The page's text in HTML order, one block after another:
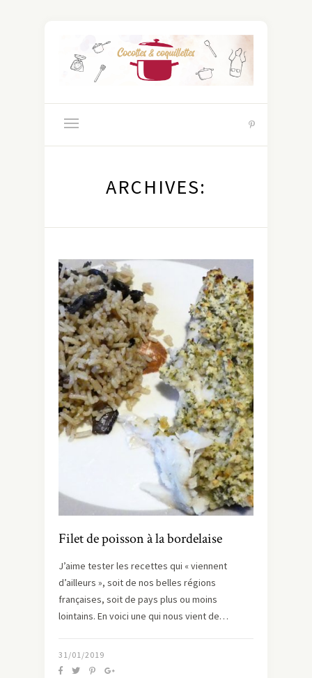
ARCHIVES:
Filet de poisson à la bordelaise
J’aime tester les recettes qui « viennent
d’ailleurs », soit de nos belles régions
françaises, soit de pays plus ou moins
lointains. En voici une qui nous vient de…
31/01/2019